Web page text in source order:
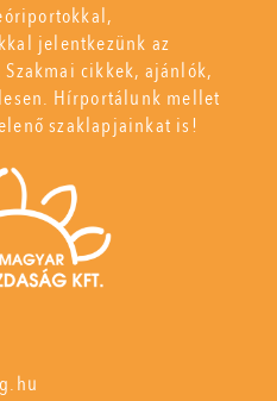
jelentkezünk az
cikkek, ajánlók,
Hírportálunk mellet
szaklapjainkat is!